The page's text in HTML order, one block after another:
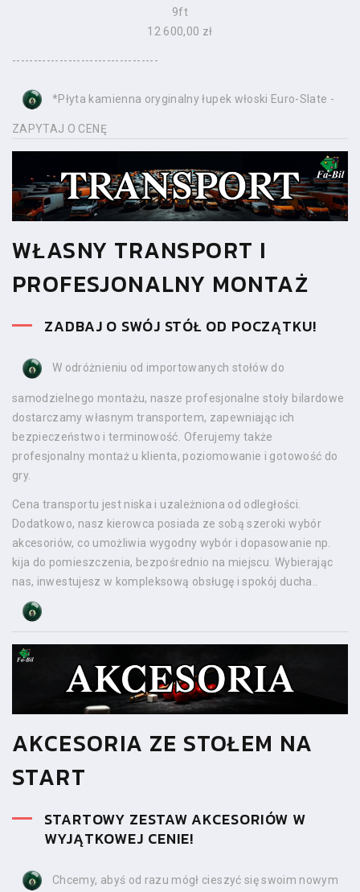
9ft
12 600,00 zł
----------------------------------
*Płyta kamienna oryginalny łupek włoski Euro-Slate -
ZAPYTAJ O CENĘ
WŁASNY TRANSPORT I
PROFESJONALNY MONTAŻ
ZADBAJ O SWÓJ STÓŁ OD POCZĄTKU!
W odróżnieniu od importowanych stołów do
samodzielnego montażu, nasze profesjonalne stoły bilardowe
dostarczamy własnym transportem, zapewniając ich
bezpieczeństwo i terminowość. Oferujemy także
profesjonalny montaż u klienta, poziomowanie i gotowość do
gry.
Cena transportu jest niska i uzależniona od odległości.
Dodatkowo, nasz kierowca posiada ze sobą szeroki wybór
akcesoriów, co umożliwia wygodny wybór i dopasowanie np.
kija do pomieszczenia, bezpośrednio na miejscu. Wybierając
nas, inwestujesz w kompleksową obsługę i spokój ducha..
AKCESORIA ZE STOŁEM NA
START
STARTOWY ZESTAW AKCESORIÓW W
WYJĄTKOWEJ CENIE!
Chcemy, abyś od razu mógł cieszyć się swoim nowym